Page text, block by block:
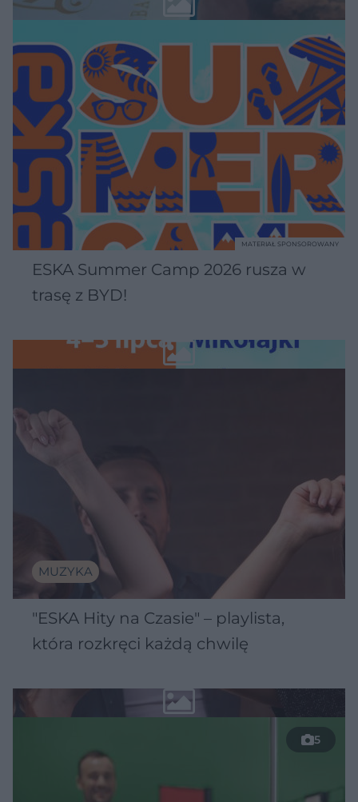
ESKA Summer Camp 2026 rusza w
trasę z BYD!
MATERIAŁ SPONSOROWANY
MUZYKA
"ESKA Hity na Czasie" – playlista,
która rozkręci każdą chwilę
5